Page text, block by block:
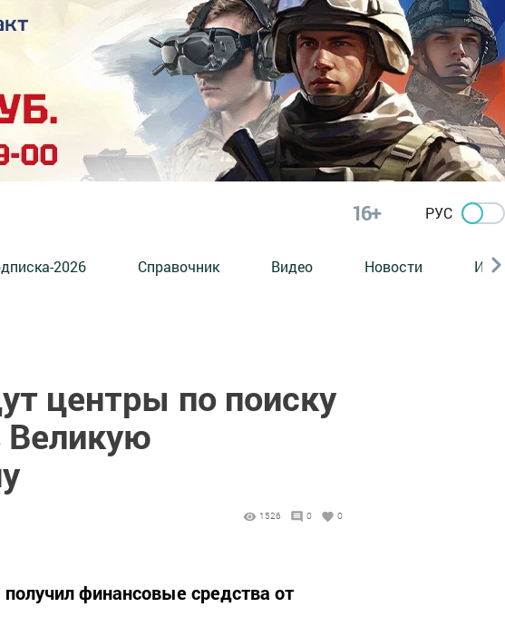
16+ РУС
2026 Справочник Видео Новости Из
центры по поиску
Великую
1526 0 0
финансовые средства от